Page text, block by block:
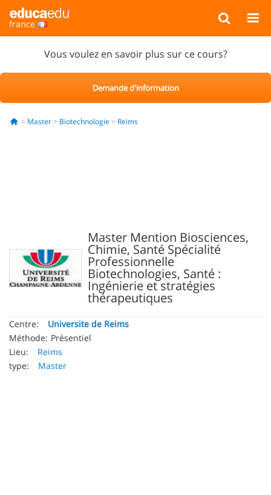
france
Vous voulez en savoir plus sur ce cours?
Demande d'information
Master Biotechnologie Reims
Master Mention Biosciences,
Chimie, Santé Spécialité
Professionnelle
Biotechnologies, Santé :
Ingénierie et stratégies
thérapeutiques
Centre:
Universite de Reims
Méthode: Présentiel
Lieu:
Reims
type:
Master